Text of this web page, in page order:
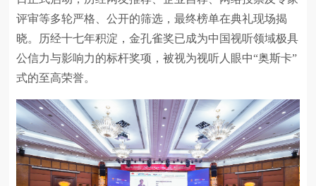
评审等多轮严格、公开的筛选，最终榜单在典礼现场揭
晓。历经十七年积淀，金孔雀奖已成为中国视听领域极具
公信力与影响力的标杆奖项，被视为视听人眼中“奥斯卡”
式的至高荣誉。